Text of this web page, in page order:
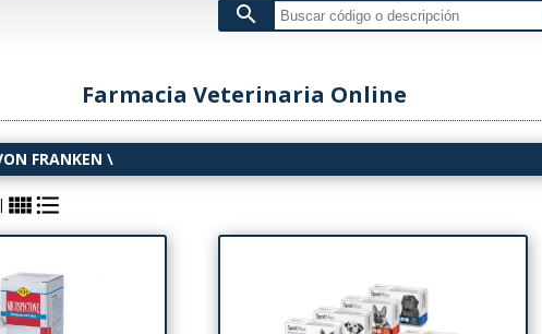
search
Farmacia Veterinaria Online
FRANKEN \
| view_comfyformat_list_bulleted